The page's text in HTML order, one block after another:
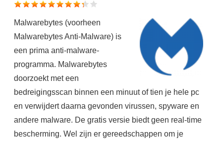
Malwarebytes (voorheen
Malwarebytes Anti-Malware) is
een prima anti-malware-
programma. Malwarebytes
doorzoekt met een
bedreigingsscan binnen een minuut of tien je hele pc
en verwijdert daarna gevonden virussen, spyware en
andere malware. De gratis versie biedt geen real-time
bescherming. Wel zijn er gereedschappen om je